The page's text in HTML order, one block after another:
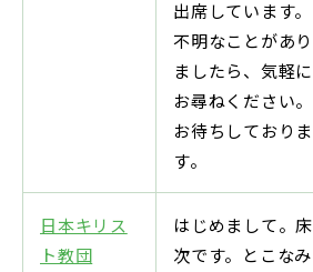
出席しています。
不明なことがあり
ましたら、気軽に
お尋ねください。
お待ちしておりま
す。
日本キリス
ト教団
はじめまして。床
次です。とこなみ